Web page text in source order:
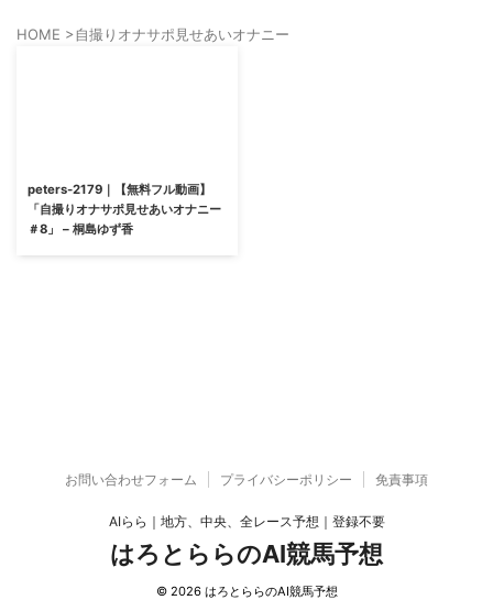
HOME >自撮りオナサポ見せあいオナニー
peters-2179｜【無料フル動画】
「自撮りオナサポ見せあいオナニー
＃8」 – 桐島ゆず香
お問い合わせフォーム プライバシーポリシー 免責事項
AIらら｜地方、中央、全レース予想｜登録不要
はろとららのAI競馬予想
© 2026 はろとららのAI競馬予想